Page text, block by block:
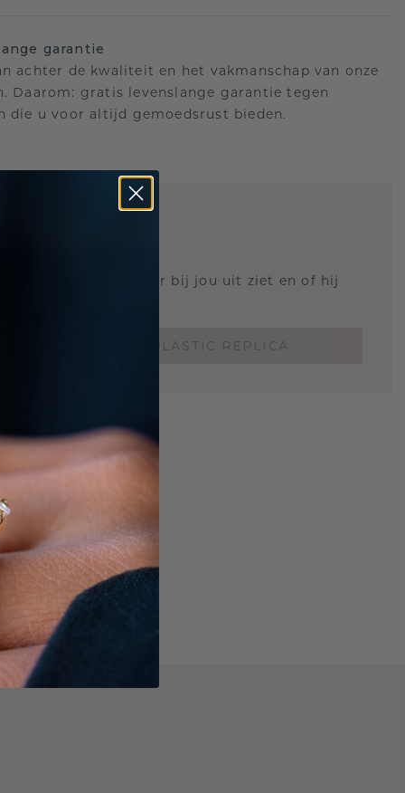
garantie
achter de kwaliteit en het vakmanschap van onze
Daarom: gratis levenslange garantie tegen
die u voor altijd gemoedsrust bieden.
hoe deze ring er bij jou uit ziet en of hij